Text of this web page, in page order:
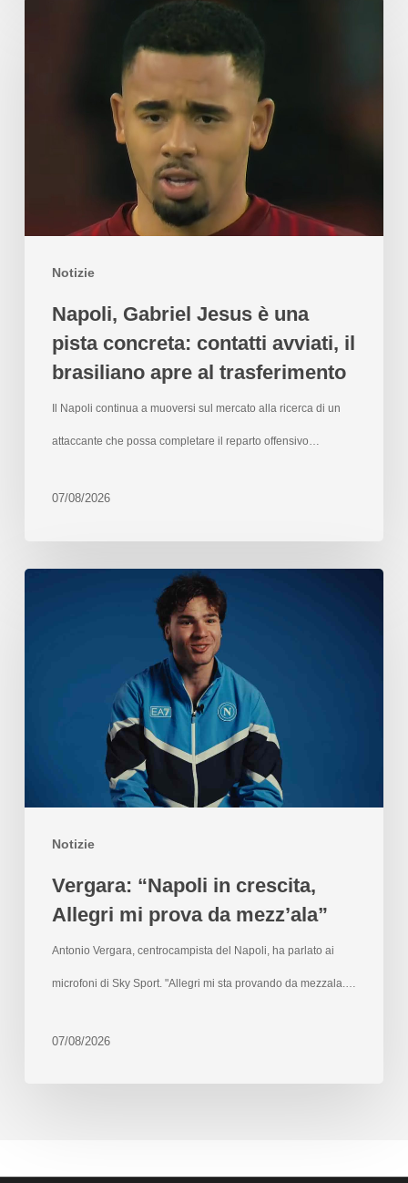
Notizie
Napoli, Gabriel Jesus è una
pista concreta: contatti avviati, il
brasiliano apre al trasferimento
Il Napoli continua a muoversi sul mercato alla ricerca di un
attaccante che possa completare il reparto offensivo…
07/08/2026
Notizie
Vergara: “Napoli in crescita,
Allegri mi prova da mezz’ala”
Antonio Vergara, centrocampista del Napoli, ha parlato ai
microfoni di Sky Sport. "Allegri mi sta provando da mezzala.…
07/08/2026